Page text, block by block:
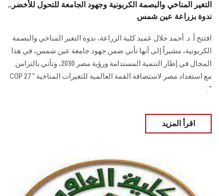
التغير المناخي والبصمة الكربونية وجهود الجامعة للتحول للأخضر..
ندوة بزراعة عين شمس
افتتح أ. د. أحمد جلال عميد كلية الزراعة، ندوة التغير المناخي والبصمة
الكربونية، مشيراً إلى أنها تأتي ضمن جهود جامعة عين شمس، في هذا
المجال في إطار التنمية المستدامة ورؤية مصر 2030، وتأتي بالتزامن
مع استعداد مصر لاستضافة القمة العالمية للتغيرات المناخية " COP 27
" .
اقرأ المزيد